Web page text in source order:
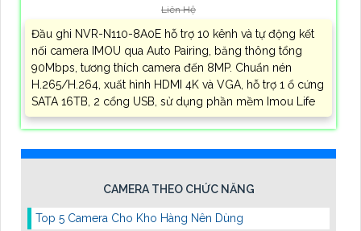
Liên Hệ
Đầu ghi NVR-N110-8A0E hỗ trợ 10 kênh và tự động kết
nối camera IMOU qua Auto Pairing, băng thông tổng
90Mbps, tương thích camera đến 8MP. Chuẩn nén
H.265/H.264, xuất hình HDMI 4K và VGA, hỗ trợ 1 ổ cứng
SATA 16TB, 2 cổng USB, sử dụng phần mềm Imou Life
CAMERA THEO CHỨC NĂNG
Top 5 Camera Cho Kho Hàng Nên Dùng